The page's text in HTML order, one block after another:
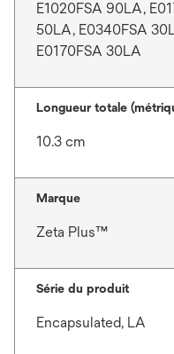
E1020FSA 90LA,
50LA, E0340FSA
E0170FSA 30LA
Longueur totale
10.3 cm
Marque
Zeta Plus™
Série du produit
Encapsulated, LA